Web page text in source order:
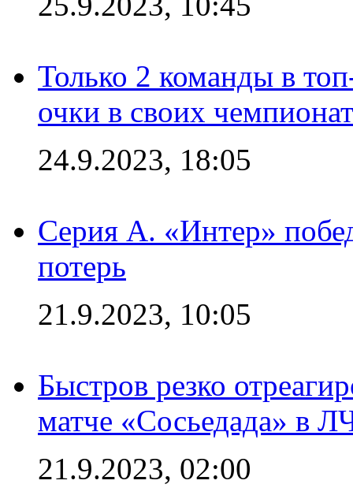
Только 2 команды в
очки в своих
24.9.2023, 18:05
Серия А. «Интер»
потерь
21.9.2023, 10:05
Быстров резко
матче «Сосьедада» в
21.9.2023, 02:00